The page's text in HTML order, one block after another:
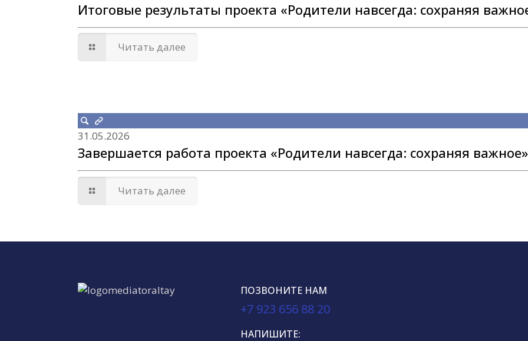
Итоговые результаты проекта «Родители навсегда: сохраняя
Читать далее
31.05.2026
Завершается работа проекта «Родители навсегда: сохраняя важное»
Читать далее
ПОЗВОНИТЕ НАМ
+7 923 656 88 20
НАПИШИТЕ: